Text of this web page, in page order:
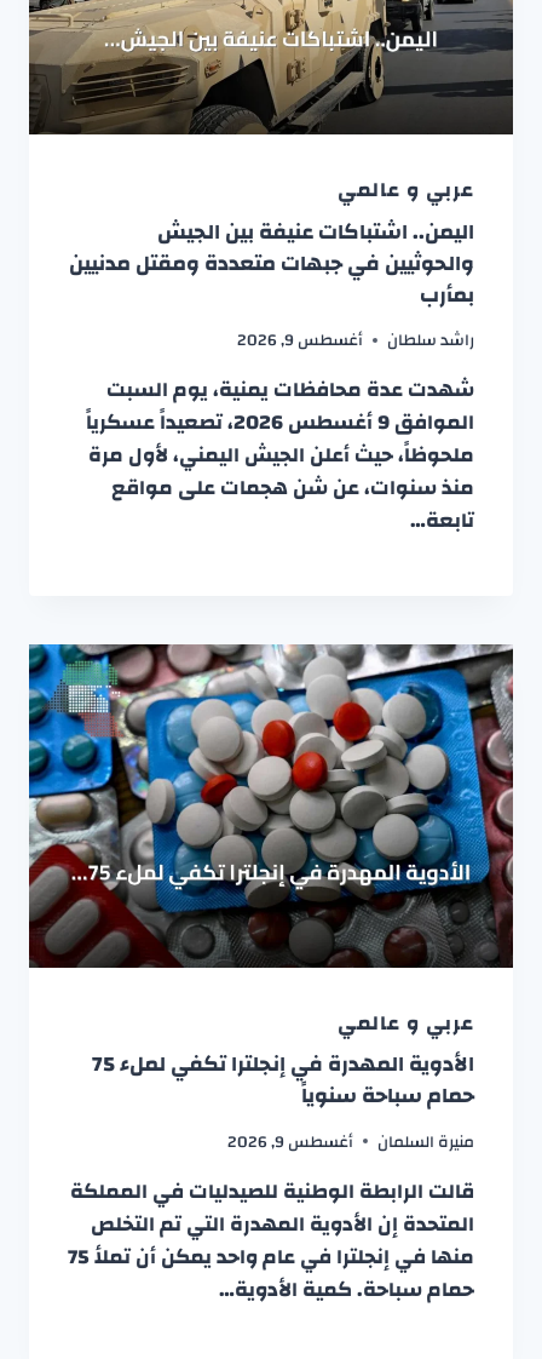
عربي و عالمي
اليمن.. اشتباكات عنيفة بين الجيش
والحوثيين في جبهات متعددة ومقتل مدنيين
بمأرب
راشد سلطان أغسطس 9, 2026
شهدت عدة محافظات يمنية، يوم السبت
الموافق 9 أغسطس 2026، تصعيداً عسكرياً
ملحوظاً، حيث أعلن الجيش اليمني، لأول مرة
منذ سنوات، عن شن هجمات على مواقع
تابعة…
عربي و عالمي
الأدوية المهدرة في إنجلترا تكفي لملء 75
حمام سباحة سنوياً
منيرة السلمان أغسطس 9, 2026
قالت الرابطة الوطنية للصيدليات في المملكة
المتحدة إن الأدوية المهدرة التي تم التخلص
منها في إنجلترا في عام واحد يمكن أن تملأ 75
حمام سباحة. كمية الأدوية…